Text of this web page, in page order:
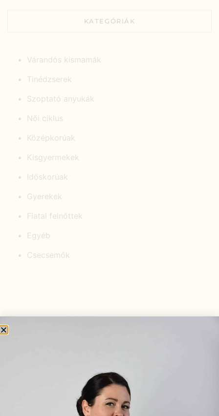
KATEGÓRIÁK
Várandós kismamák
Tinédzserek
Szoptató anyukák
Női ciklus
Középkorúak
Kisgyermekek
Időskorúak
Gyerekek
Fiatal felnőttek
Egyéb
Csecsemők
teljesedik a Természetgyógyász a
családban könyvsorozat!
2023.10.31.